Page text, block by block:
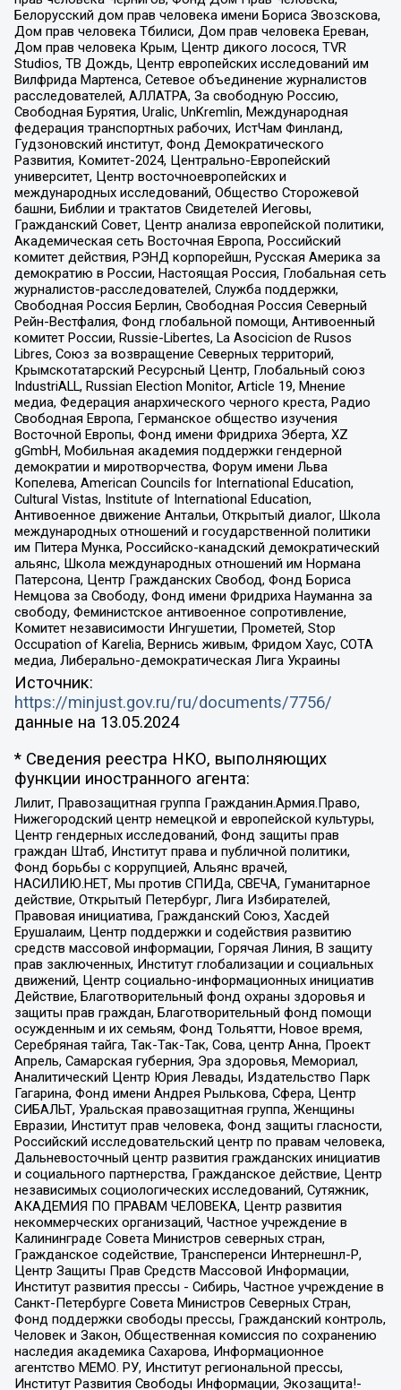
Белорусский дом прав человека имени Бориса Звозскова,
Дом прав человека Тбилиси, Дом прав человека Ереван,
Дом прав человека Крым, Центр дикого лосося, TVR
Studios, ТВ Дождь, Центр европейских исследований им
Вилфрида Мартенса, Сетевое объединение журналистов
расследователей, АЛЛАТРА, За свободную Россию,
Свободная Бурятия, Uralic, UnKremlin, Международная
федерация транспортных рабочих, ИстЧам Финланд,
Гудзоновский институт, Фонд Демократического
Развития, Комитет-2024, Центрально-Европейский
университет, Центр восточноевропейских и
международных исследований, Общество Сторожевой
башни, Библии и трактатов Свидетелей Иеговы,
Гражданский Совет, Центр анализа европейской политики,
Академическая сеть Восточная Европа, Российский
комитет действия, РЭНД корпорейшн, Русская Америка за
демократию в России, Настоящая Россия, Глобальная сеть
журналистов-расследователей, Служба поддержки,
Свободная Россия Берлин, Свободная Россия Северный
Рейн-Вестфалия, Фонд глобальной помощи, Антивоенный
комитет России, Russie-Libertes, La Asocicion de Rusos
Libres, Союз за возвращение Северных территорий,
Крымскотатарский Ресурсный Центр, Глобальный союз
IndustriALL, Russian Election Monitor, Article 19, Мнение
медиа, Федерация анархического черного креста, Радио
Свободная Европа, Германское общество изучения
Восточной Европы, Фонд имени Фридриха Эберта, XZ
gGmbH, Мобильная академия поддержки гендерной
демократии и миротворчества, Форум имени Льва
Копелева, American Councils for International Education,
Cultural Vistas, Institute of International Education,
Антивоенное движение Антальи, Открытый диалог, Школа
международных отношений и государственной политики
им Питера Мунка, Российско-канадский демократический
альянс, Школа международных отношений им Нормана
Патерсона, Центр Гражданских Свобод, Фонд Бориса
Немцова за Свободу, Фонд имени Фридриха Науманна за
свободу, Феминистское антивоенное сопротивление,
Комитет независимости Ингушетии, Прометей, Stop
Occupation of Karelia, Вернись живым, Фридом Хаус, СОТА
медиа, Либерально-демократическая Лига Украины
Источник:
https://minjust.gov.ru/ru/documents/7756/
данные на 13.05.2024
* Сведения реестра НКО, выполняющих
функции иностранного агента:
Лилит, Правозащитная группа Гражданин.Армия.Право,
Нижегородский центр немецкой и европейской культуры,
Центр гендерных исследований, Фонд защиты прав
граждан Штаб, Институт права и публичной политики,
Фонд борьбы с коррупцией, Альянс врачей,
НАСИЛИЮ.НЕТ, Мы против СПИДа, СВЕЧА, Гуманитарное
действие, Открытый Петербург, Лига Избирателей,
Правовая инициатива, Гражданский Союз, Хасдей
Ерушалаим, Центр поддержки и содействия развитию
средств массовой информации, Горячая Линия, В защиту
прав заключенных, Институт глобализации и социальных
движений, Центр социально-информационных инициатив
Действие, Благотворительный фонд охраны здоровья и
защиты прав граждан, Благотворительный фонд помощи
осужденным и их семьям, Фонд Тольятти, Новое время,
Серебряная тайга, Так-Так-Так, Сова, центр Анна, Проект
Апрель, Самарская губерния, Эра здоровья, Мемориал,
Аналитический Центр Юрия Левады, Издательство Парк
Гагарина, Фонд имени Андрея Рылькова, Сфера, Центр
СИБАЛЬТ, Уральская правозащитная группа, Женщины
Евразии, Институт прав человека, Фонд защиты гласности,
Российский исследовательский центр по правам человека,
Дальневосточный центр развития гражданских инициатив
и социального партнерства, Гражданское действие, Центр
независимых социологических исследований, Сутяжник,
АКАДЕМИЯ ПО ПРАВАМ ЧЕЛОВЕКА, Центр развития
некоммерческих организаций, Частное учреждение в
Калининграде Совета Министров северных стран,
Гражданское содействие, Трансперенси Интернешнл-Р,
Центр Защиты Прав Средств Массовой Информации,
Институт развития прессы - Сибирь, Частное учреждение в
Санкт-Петербурге Совета Министров Северных Стран,
Фонд поддержки свободы прессы, Гражданский контроль,
Человек и Закон, Общественная комиссия по сохранению
наследия академика Сахарова, Информационное
агентство МЕМО. РУ, Институт региональной прессы,
Институт Развития Свободы Информации, Экозащита!-